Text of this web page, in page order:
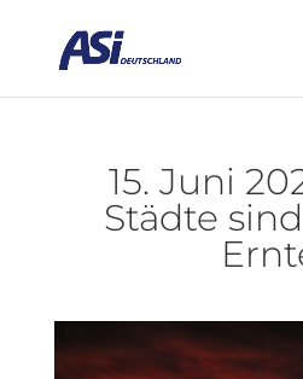
15. Juni
Städte